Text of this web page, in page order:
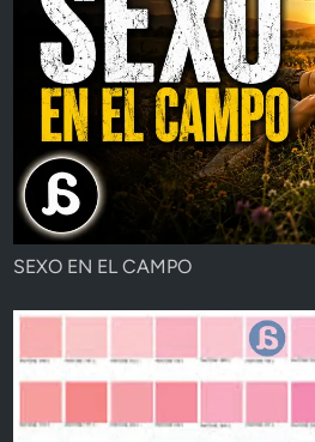
SEXO EN EL CAMPO